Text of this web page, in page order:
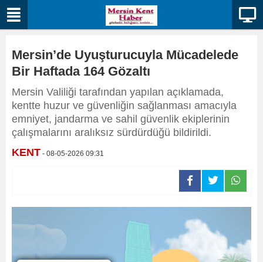
Mersin’de Uyuşturucuyla Mücadelede
Bir Haftada 164 Gözaltı
Mersin Valiliği tarafından yapılan açıklamada,
kentte huzur ve güvenliğin sağlanması amacıyla
emniyet, jandarma ve sahil güvenlik ekiplerinin
çalışmalarını aralıksız sürdürdüğü bildirildi.
KENT - 08-05-2026 09:31